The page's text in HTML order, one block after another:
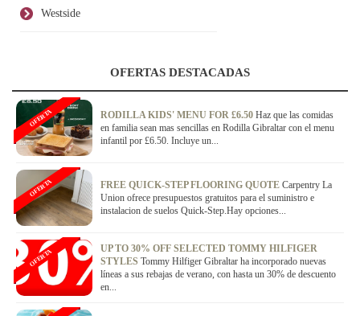
Westside
OFERTAS DESTACADAS
RODILLA KIDS' MENU FOR £6.50 Haz que las comidas
en familia sean mas sencillas en Rodilla Gibraltar con el menu
infantil por £6.50. Incluye un...
OFERTA
FREE QUICK-STEP FLOORING QUOTE Carpentry La
Union ofrece presupuestos gratuitos para el suministro e
instalacion de suelos Quick-Step.Hay opciones...
OFERTA
UP TO 30% OFF SELECTED TOMMY HILFIGER
STYLES Tommy Hilfiger Gibraltar ha incorporado nuevas
líneas a sus rebajas de verano, con hasta un 30% de descuento
en...
OFERTA